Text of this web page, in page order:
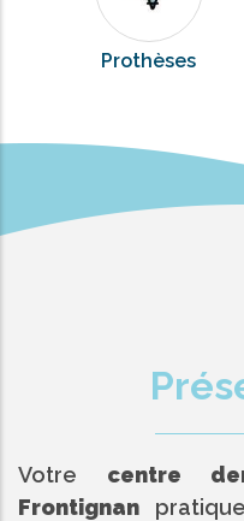
Prothèses
Votre centre
Frontignan